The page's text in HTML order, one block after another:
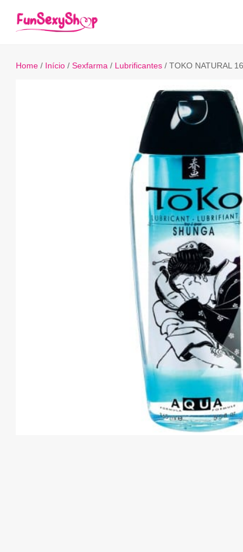
Home/ Início/ Sexfarma / Lubrificantes/ TOKO NATURAL